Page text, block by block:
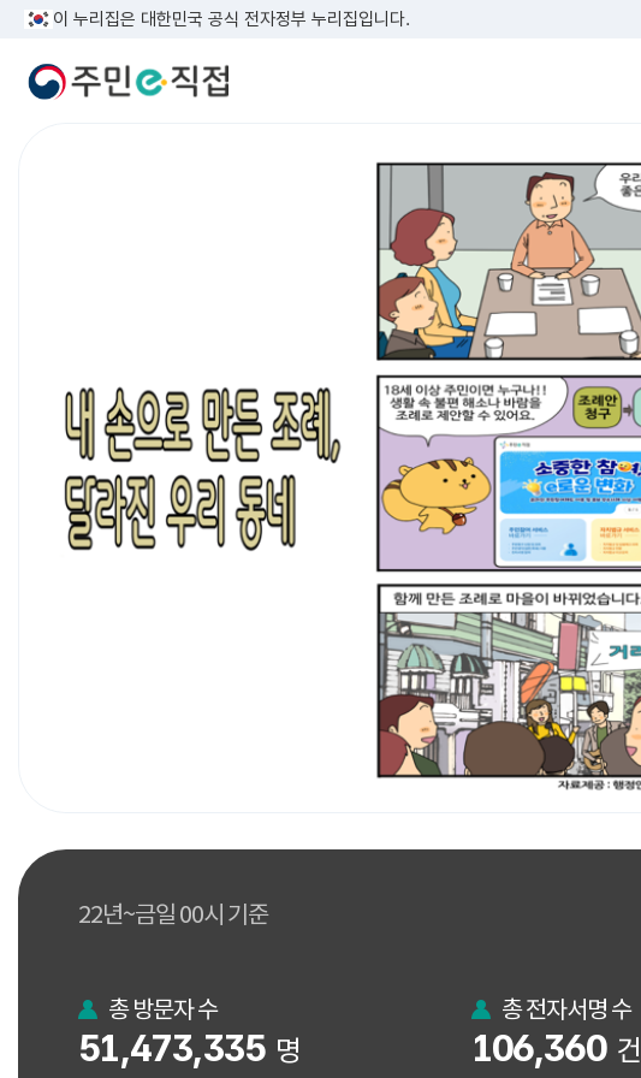
이 누리집은 대한민국 공식 전자정부 누리집입니다.
22년~금일 00시 기준
총 방문자 수
51,473,335 명
총 전자서명 수
106,360 건